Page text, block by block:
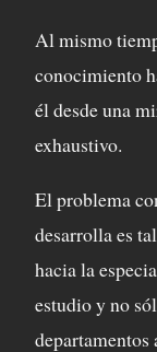
Al mismo
conocimiento
él desde una
exhaustivo.
El problema
desarrolla es
hacia la
estudio y no
departamentos